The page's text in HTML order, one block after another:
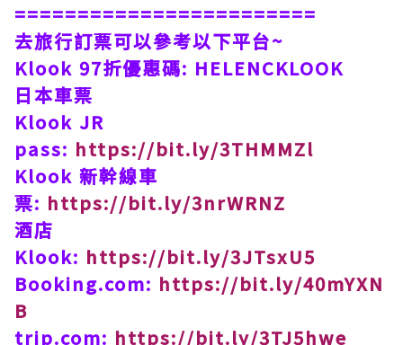
========================
去旅行訂票可以參考以下平台~
Klook 97折優惠碼: HELENCKLOOK
日本車票
Klook JR
pass: https://bit.ly/3THMMZl
Klook 新幹線車
票: https://bit.ly/3nrWRNZ
酒店
Klook: https://bit.ly/3JTsxU5
Booking.com: https://bit.ly/40mYXN
B
trip.com: https://bit.ly/3TJ5hwe